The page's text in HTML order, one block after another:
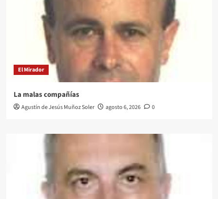
El Mirador
La malas compañías
Agustín de Jesús Muñoz Soler agosto 6, 2026 0